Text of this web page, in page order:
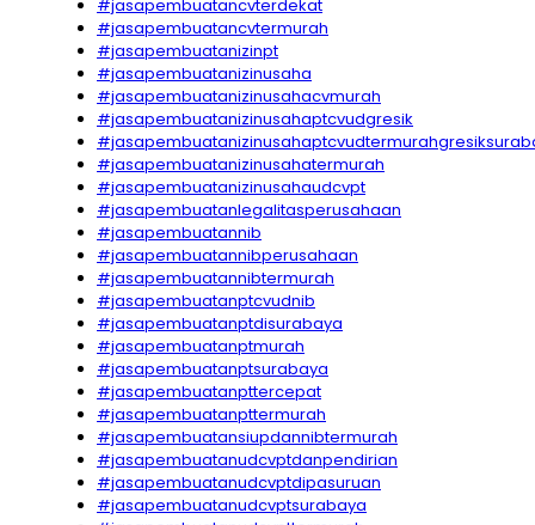
#jasapembuatancvterdekat
#jasapembuatancvtermurah
#jasapembuatanizinpt
#jasapembuatanizinusaha
#jasapembuatanizinusahacvmurah
#jasapembuatanizinusahaptcvudgresik
#jasapembuatanizinusahatermurah
#jasapembuatanizinusahaudcvpt
#jasapembuatanlegalitasperusahaan
#jasapembuatannib
#jasapembuatannibperusahaan
#jasapembuatannibtermurah
#jasapembuatanptcvudnib
#jasapembuatanptdisurabaya
#jasapembuatanptmurah
#jasapembuatanptsurabaya
#jasapembuatanpttercepat
#jasapembuatanpttermurah
#jasapembuatansiupdannibtermurah
#jasapembuatanudcvptdanpendirian
#jasapembuatanudcvptdipasuruan
#jasapembuatanudcvptsurabaya